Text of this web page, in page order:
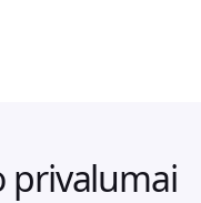
privalumai